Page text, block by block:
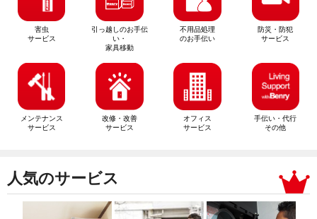
害虫
サービス
引っ越しのお手伝
い・
家具移動
不用品処理
のお手伝い
防災・防犯
サービス
メンテナンス
サービス
改修・改善
サービス
オフィス
サービス
手伝い・代行
その他
人気のサービス